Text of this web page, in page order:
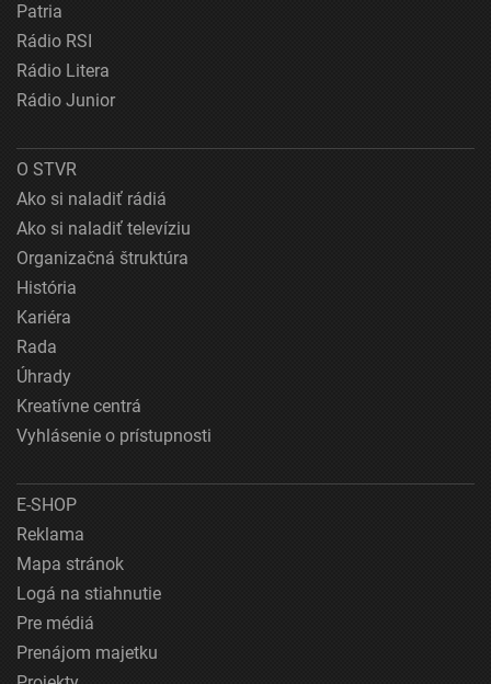
Patria
Rádio RSI
Rádio Litera
Rádio Junior
O STVR
Ako si naladiť rádiá
Ako si naladiť televíziu
Organizačná štruktúra
História
Kariéra
Rada
Úhrady
Kreatívne centrá
Vyhlásenie o prístupnosti
E-SHOP
Reklama
Mapa stránok
Logá na stiahnutie
Pre médiá
Prenájom majetku